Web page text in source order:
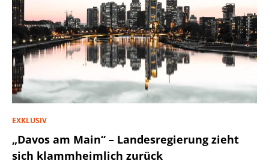
EXKLUSIV
„Davos am Main“ – Landesregierung zieht
sich klammheimlich zurück